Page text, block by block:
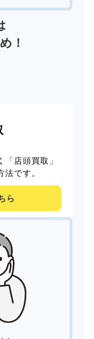
！
店頭買取」
です。
ら